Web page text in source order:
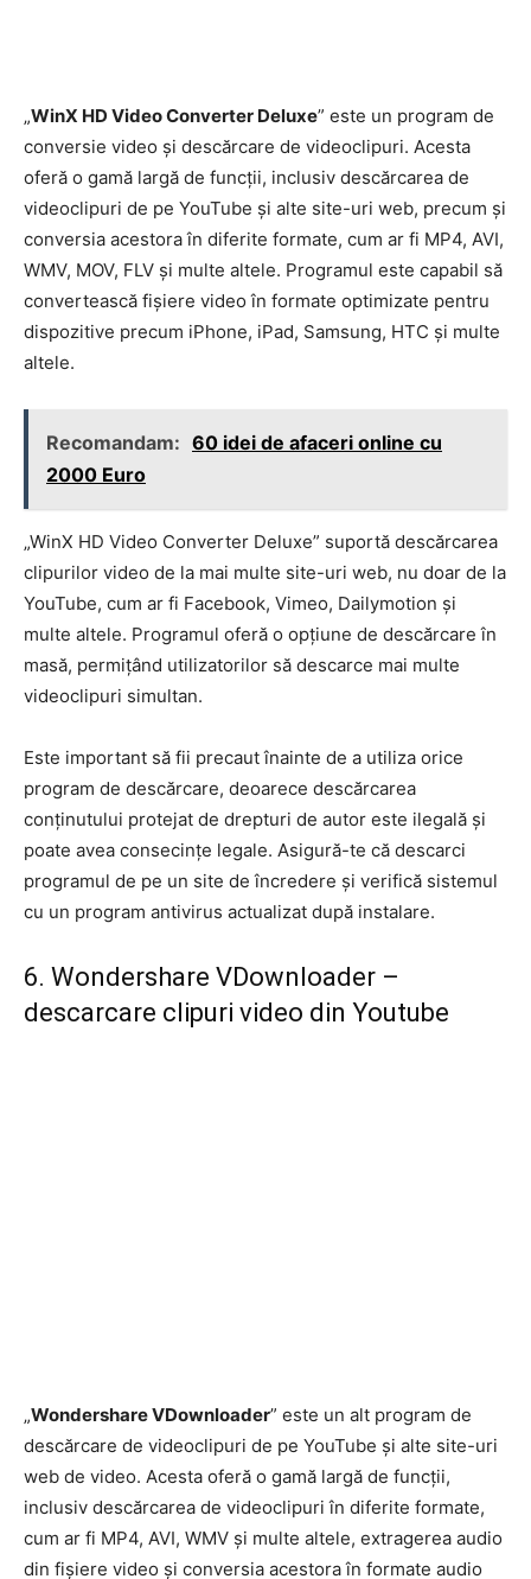
„WinX HD Video Converter Deluxe” este un program de
conversie video și descărcare de videoclipuri. Acesta
oferă o gamă largă de funcții, inclusiv descărcarea de
videoclipuri de pe YouTube și alte site-uri web, precum și
conversia acestora în diferite formate, cum ar fi MP4, AVI,
WMV, MOV, FLV și multe altele. Programul este capabil să
convertească fișiere video în formate optimizate pentru
dispozitive precum iPhone, iPad, Samsung, HTC și multe
altele.
Recomandam: 60 idei de afaceri online cu
2000 Euro
„WinX HD Video Converter Deluxe” suportă descărcarea
clipurilor video de la mai multe site-uri web, nu doar de la
YouTube, cum ar fi Facebook, Vimeo, Dailymotion și
multe altele. Programul oferă o opțiune de descărcare în
masă, permițând utilizatorilor să descarce mai multe
videoclipuri simultan.
Este important să fii precaut înainte de a utiliza orice
program de descărcare, deoarece descărcarea
conținutului protejat de drepturi de autor este ilegală și
poate avea consecințe legale. Asigură-te că descarci
programul de pe un site de încredere și verifică sistemul
cu un program antivirus actualizat după instalare.
6. Wondershare VDownloader –
descarcare clipuri video din Youtube
„Wondershare VDownloader” este un alt program de
descărcare de videoclipuri de pe YouTube și alte site-uri
web de video. Acesta oferă o gamă largă de funcții,
inclusiv descărcarea de videoclipuri în diferite formate,
cum ar fi MP4, AVI, WMV și multe altele, extragerea audio
din fișiere video și conversia acestora în formate audio